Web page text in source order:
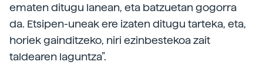
ematen ditugu lanean, eta batzuetan gogorra
da. Etsipen-uneak ere izaten ditugu tarteka, eta,
horiek gainditzeko, niri ezinbestekoa zait
taldearen laguntza”.